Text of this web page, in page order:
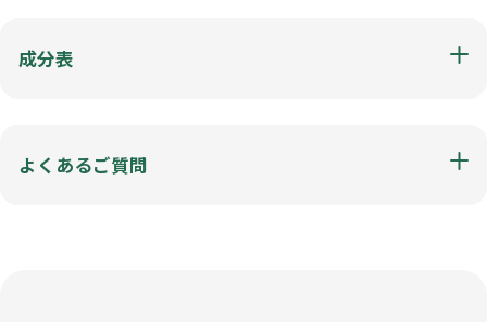
成分表
よくあるご質問